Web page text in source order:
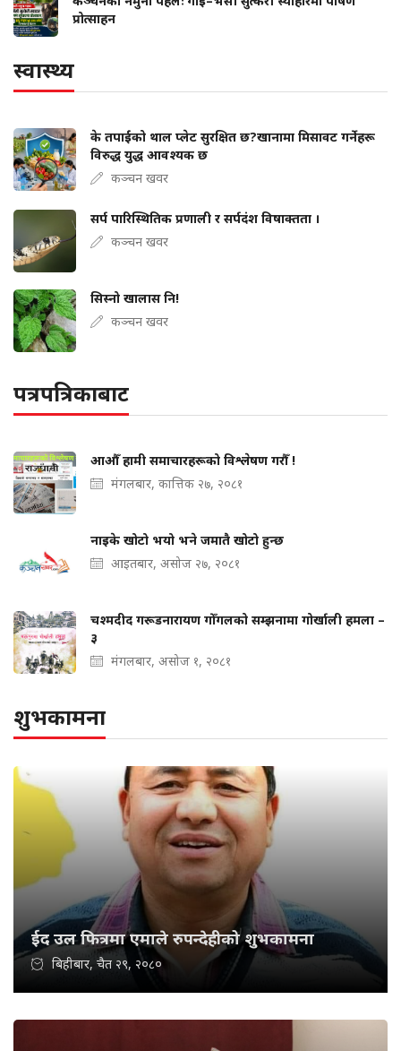
प्रोत्साहन
स्वास्थ्य
के तपाईंको थाल प्लेट सुरक्षित छ?खानामा मिसावट गर्नेहरू
विरुद्ध युद्ध आवश्यक छ
कञ्चन खवर
सर्प पारिस्थितिक प्रणाली र सर्पदंश विषाक्तता ।
कञ्चन खवर
सिस्नो खालास नि!
कञ्चन खवर
पत्रपत्रिकाबाट
आऔँ हामी समाचारहरूको विश्लेषण गरौँ !
मंगलबार, कात्तिक २७, २०८१
नाइके खोटो भयो भने जमातै खोटो हुन्छ
आइतबार, असोज २७, २०८१
चश्मदीद गरूडनारायण गोँगलको सम्झनामा गोर्खाली हमला –
३
मंगलबार, असोज १, २०८१
शुभकामना
ईद उल फित्रमा एमाले रुपन्देहीको शुभकामना
बिहीबार, चैत २९, २०८०